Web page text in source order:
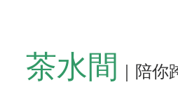
茶水間 ｜陪